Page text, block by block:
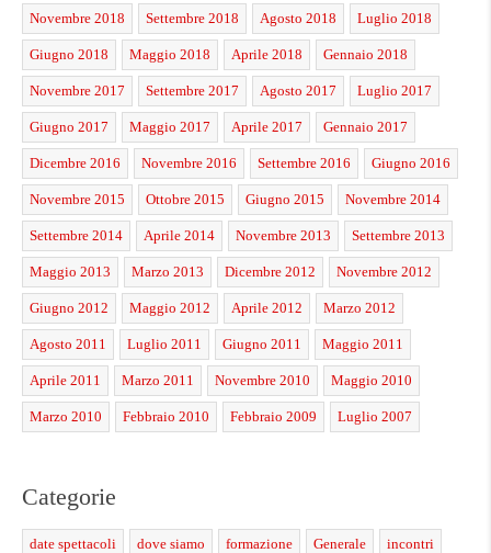
Novembre 2018 Settembre 2018 Agosto 2018 Luglio 2018
Giugno 2018 Maggio 2018 Aprile 2018 Gennaio 2018
Novembre 2017 Settembre 2017 Agosto 2017 Luglio 2017
Giugno 2017 Maggio 2017 Aprile 2017 Gennaio 2017
Dicembre 2016 Novembre 2016 Settembre 2016 Giugno 2016
Novembre 2015 Ottobre 2015 Giugno 2015 Novembre 2014
Settembre 2014 Aprile 2014 Novembre 2013 Settembre 2013
Maggio 2013 Marzo 2013 Dicembre 2012 Novembre 2012
Giugno 2012 Maggio 2012 Aprile 2012 Marzo 2012
Agosto 2011 Luglio 2011 Giugno 2011 Maggio 2011
Aprile 2011 Marzo 2011 Novembre 2010 Maggio 2010
Marzo 2010 Febbraio 2010 Febbraio 2009 Luglio 2007
Categorie
date spettacoli dove siamo formazione Generale incontri